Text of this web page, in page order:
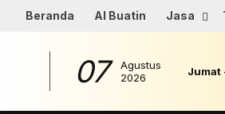
Beranda AI Buatin Jasa
07
Agustus
2026
Jumat